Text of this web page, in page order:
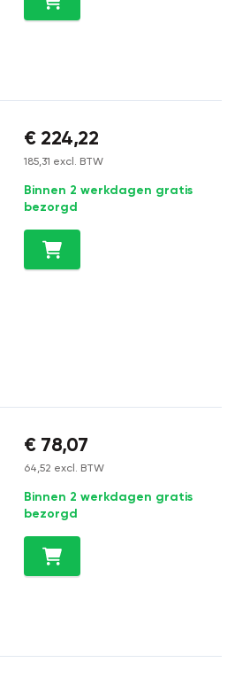
€ 224,22
185,31 excl. BTW
Binnen 2 werkdagen gratis
bezorgd
€ 78,07
64,52 excl. BTW
Binnen 2 werkdagen gratis
bezorgd